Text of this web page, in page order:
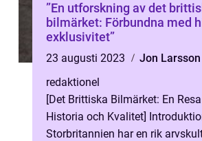
”En utforskning av det
bilmärket: Förbundna med
exklusivitet”
23 augusti 2023
Jon Larsson
redaktionel
[Det Brittiska Bilmärket: En
Historia och Kvalitet]
Storbritannien har en rik